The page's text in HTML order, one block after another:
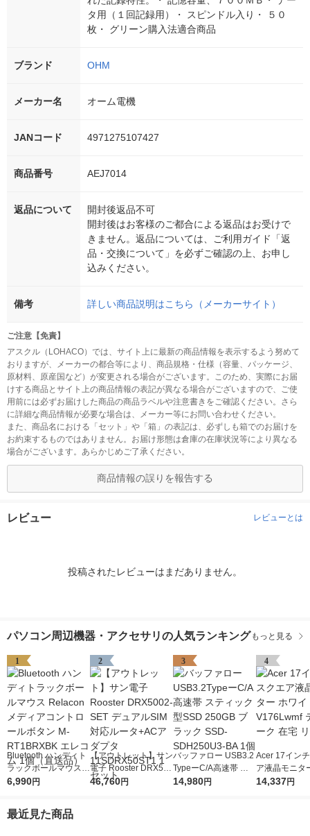
タ用（１回記録用）・ スピンドル入り・ ５０
枚・ グリーン購入法適合商品
ブランド OHM
メーカー名 オーム電機
JANコード 4971275107427
商品番号 AEJ7014
返品について
開封後返品不可
開封後はお客様のご都合による返品はお受けで
きません。返品については、ご利用ガイド「返
品・交換について」を必ずご確認の上、お申し
込みください。
備考 詳しい商品説明はこちら（メーカーサイト）
ご注意【免責】
アスクル（LOHACO）では、サイト上に最新の商品情報を表示するよう努めて
おりますが、メーカーの都合等により、商品規格・仕様（容量、パッケージ、
原材料、原産国など）が変更される場合がございます。このため、実際にお届
けする商品とサイト上の商品情報の表記が異なる場合がございますので、ご使
用前には必ずお届けした商品の商品ラベルや注意書きをご確認ください。さら
に詳細な商品情報が必要な場合は、メーカー等にお問い合わせください。
また、商品名における「セット」や「箱」の表記は、必ずしも箱でのお届けを
お約束するものではありません。お届け形態は倉庫の在庫状況等により異なる
場合がございます。あらかじめご了承ください。
商品情報の誤りを報告する
レビュー レビューとは
投稿されたレビューはまだありません。
パソコン周辺機器・アクセサリの人気ランキング もっと見る
1
Bluetooth ハンディト
ラックボールマウス R
elacon メディアコン
個（直送品）
6,990円
2
【アウトレット】サン
電子 Rooster DRX500
2-SET デュアルSIM対
46,760円
3
バッファロー USB3.2
TypeーC/A高速帯 ス
ティック型SSD 250G
14,980円
4
Acer 17イン
ア液晶モニタ
イト
14,337円
最近見た商品